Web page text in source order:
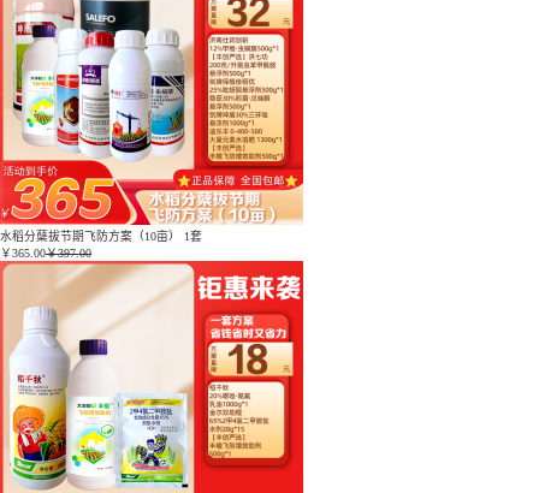
水稻分蘖拔节期飞防方案（10亩） 1套
￥365.00￥397.00